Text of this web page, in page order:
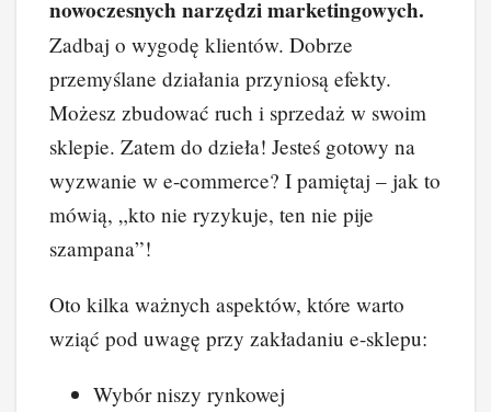
nowoczesnych narzędzi marketingowych.
Zadbaj o wygodę klientów. Dobrze
przemyślane działania przyniosą efekty.
Możesz zbudować ruch i sprzedaż w swoim
sklepie. Zatem do dzieła! Jesteś gotowy na
wyzwanie w e-commerce? I pamiętaj – jak to
mówią, „kto nie ryzykuje, ten nie pije
szampana”!
Oto kilka ważnych aspektów, które warto
wziąć pod uwagę przy zakładaniu e-sklepu:
Wybór niszy rynkowej